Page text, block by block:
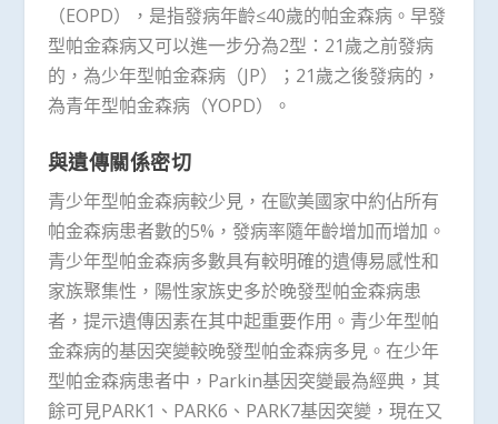
（EOPD），是指發病年齡≤40歲的帕金森病。早發
型帕金森病又可以進一步分為2型：21歲之前發病
的，為少年型帕金森病（JP）；21歲之後發病的，
為青年型帕金森病（YOPD）。
與遺傳關係密切
青少年型帕金森病較少見，在歐美國家中約佔所有
帕金森病患者數的5%，發病率隨年齡增加而增加。
青少年型帕金森病多數具有較明確的遺傳易感性和
家族聚集性，陽性家族史多於晚發型帕金森病患
者，提示遺傳因素在其中起重要作用。青少年型帕
金森病的基因突變較晚發型帕金森病多見。在少年
型帕金森病患者中，Parkin基因突變最為經典，其
餘可見PARK1、PARK6、PARK7基因突變，現在又